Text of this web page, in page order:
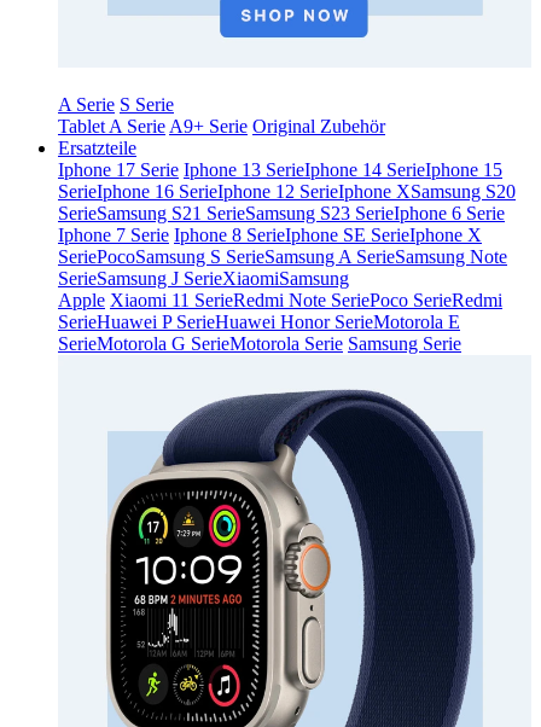
A Serie S Serie
Tablet A Serie A9+ Serie Original Zubehör
Ersatzteile
Iphone 17 Serie Iphone 13 SerieIphone 14 SerieIphone 15
SerieIphone 16 SerieIphone 12 SerieIphone XSamsung S20
SerieSamsung S21 SerieSamsung S23 SerieIphone 6 Serie
Iphone 7 Serie Iphone 8 SerieIphone SE SerieIphone X
SeriePocoSamsung S SerieSamsung A SerieSamsung Note
SerieSamsung J SerieXiaomiSamsung
Apple Xiaomi 11 SerieRedmi Note SeriePoco SerieRedmi
SerieHuawei P SerieHuawei Honor SerieMotorola E
SerieMotorola G SerieMotorola Serie Samsung Serie